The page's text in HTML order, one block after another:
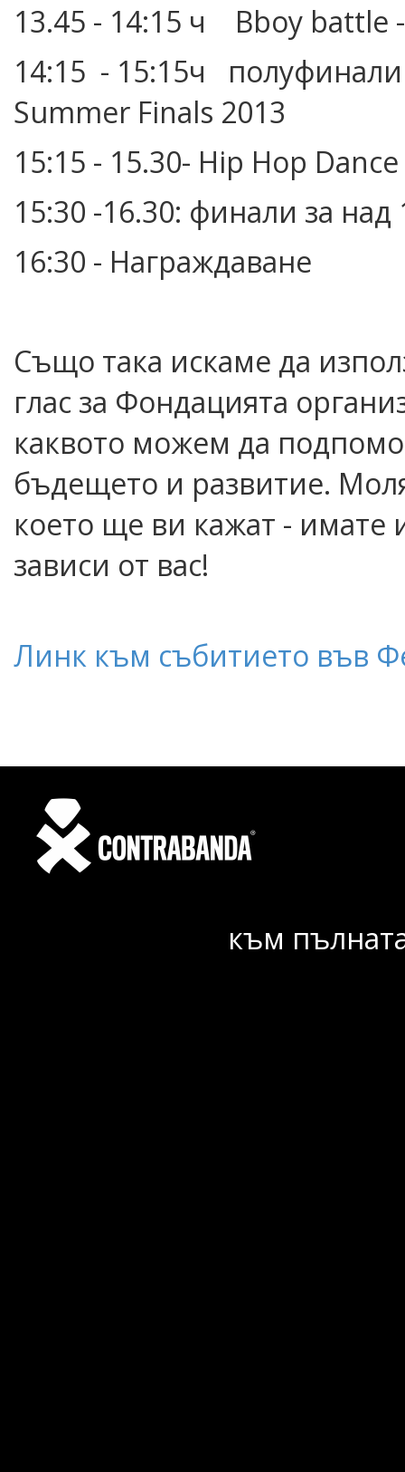
13.45 - 14:15 ч Bboy battle
14:15 - 15:15ч
Summer Finals 2013
15:15 - 15.30- Hip Hop
15:30 -16.30: финали за
16:30 - Награждаване
Също така искаме да
глас за Фондацията
каквото можем да
бъдещето и развитие.
което ще ви кажат -
зависи от вас!
Линк към събитието във
към